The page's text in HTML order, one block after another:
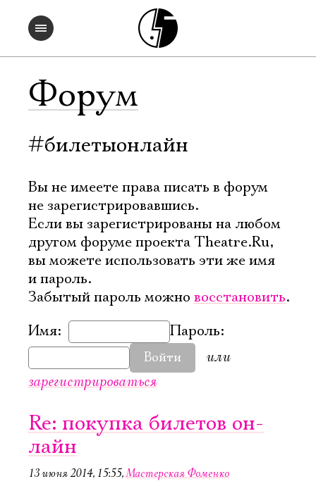
Форум
#билетыонлайн
Вы не имеете права писать в форум
не зарегистрировавшись.
Если вы зарегистрированы на любом
другом форуме проекта Theatre.Ru,
вы можете использовать эти же имя
и пароль.
Забытый пароль можно восстановить.
Имя:
Пароль:
Войти
или
зарегистрироваться
Re: покупка билетов он-
лайн
13 июня 2014, 15:55,Мастерская Фоменко